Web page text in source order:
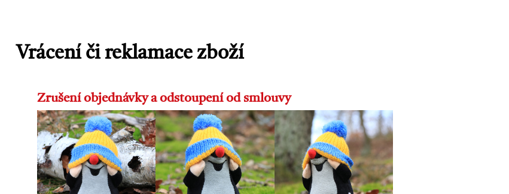
Vrácení či reklamace zboží
Zrušení objednávky a odstoupení od smlouvy